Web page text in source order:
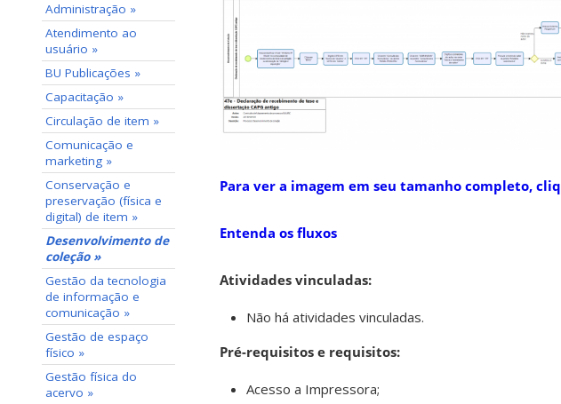
Administração »
Atendimento ao
usuário »
BU Publicações »
Capacitação »
Circulação de item »
Comunicação e
marketing »
Conservação e
preservação (física e
digital) de item »
Desenvolvimento de
coleção »
Gestão da tecnologia
de informação e
comunicação »
Gestão de espaço
físico »
Gestão física do
acervo »
Para ver a imagem em seu tamanho completo,
Entenda os fluxos
Atividades vinculadas:
Não há atividades vinculadas.
Pré-requisitos e requisitos:
Acesso a Impressora;